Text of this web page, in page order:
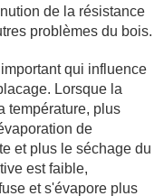
de la résistance
problèmes du bois.
qui influence
Lorsque la
température, plus
de
et plus le séchage du
est faible,
et s'évapore plus